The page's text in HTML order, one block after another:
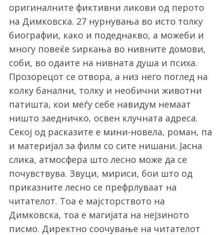
оригиналните фиктивни ликови од перото
на Димковска. 27 нурнувања во исто толку
биографии, како и подеднакво, а можеби и
многу повеќе ѕиркања во нивните домови,
соби, во одаите на нивната душа и психа.
Прозорецот се отвора, а низ него поглед на
колку банални, толку и необични животни
патишта, кои меѓу себе навидум немаат
ништо заедничко, освен клучната адреса.
Секој од расказите е мини-новела, роман, па
и материјал за филм со сите нишани. Јасна
слика, атмосфера што лесно може да се
почувствува. Звуци, мириси, бои што од
приказните лесно се префрлуваат на
читателот. Тоа е мајсторството на
Димковска, тоа е магијата на нејзиното
писмо. Директно соочување на читателот